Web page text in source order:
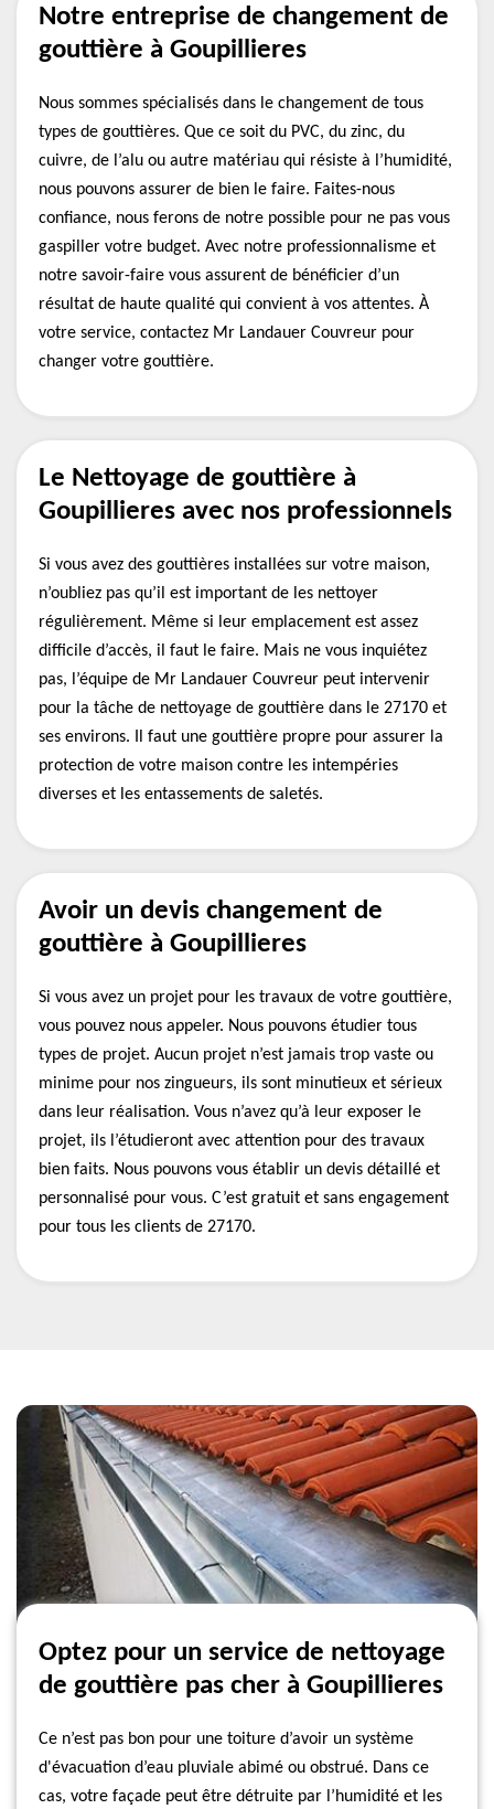
Notre entreprise de changement de
gouttière à Goupillieres
Nous sommes spécialisés dans le changement de tous
types de gouttières. Que ce soit du PVC, du zinc, du
cuivre, de l’alu ou autre matériau qui résiste à l’humidité,
nous pouvons assurer de bien le faire. Faites-nous
confiance, nous ferons de notre possible pour ne pas vous
gaspiller votre budget. Avec notre professionnalisme et
notre savoir-faire vous assurent de bénéficier d’un
résultat de haute qualité qui convient à vos attentes. À
votre service, contactez Mr Landauer Couvreur pour
changer votre gouttière.
Le Nettoyage de gouttière à
Goupillieres avec nos professionnels
Si vous avez des gouttières installées sur votre maison,
n’oubliez pas qu’il est important de les nettoyer
régulièrement. Même si leur emplacement est assez
difficile d’accès, il faut le faire. Mais ne vous inquiétez
pas, l’équipe de Mr Landauer Couvreur peut intervenir
pour la tâche de nettoyage de gouttière dans le 27170 et
ses environs. Il faut une gouttière propre pour assurer la
protection de votre maison contre les intempéries
diverses et les entassements de saletés.
Avoir un devis changement de
gouttière à Goupillieres
Si vous avez un projet pour les travaux de votre gouttière,
vous pouvez nous appeler. Nous pouvons étudier tous
types de projet. Aucun projet n’est jamais trop vaste ou
minime pour nos zingueurs, ils sont minutieux et sérieux
dans leur réalisation. Vous n’avez qu’à leur exposer le
projet, ils l’étudieront avec attention pour des travaux
bien faits. Nous pouvons vous établir un devis détaillé et
personnalisé pour vous. C’est gratuit et sans engagement
pour tous les clients de 27170.
Optez pour un service de nettoyage
de gouttière pas cher à Goupillieres
Ce n’est pas bon pour une toiture d’avoir un système
d'évacuation d’eau pluviale abimé ou obstrué. Dans ce
cas, votre façade peut être détruite par l’humidité et les